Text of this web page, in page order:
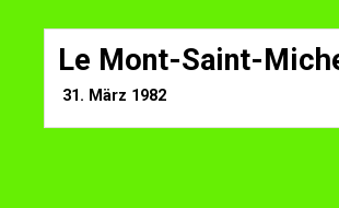
Le Mont-Saint-
31. März 1982